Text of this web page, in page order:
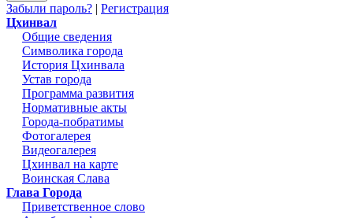
Забыли пароль? | Регистрация
Цхинвал
Общие сведения
Символика города
История Цхинвала
Устав города
Программа развития
Нормативные акты
Города-побратимы
Фотогалерея
Видеогалерея
Цхинвал на карте
Воинская Слава
Глава Города
Приветственное слово